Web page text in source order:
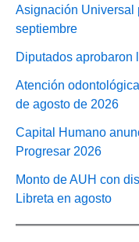
Asignación Universal
septiembre
Diputados aprobaron
Atención
de agosto de 2026
Capital Humano
Progresar 2026
Monto de AUH con
Libreta en agosto